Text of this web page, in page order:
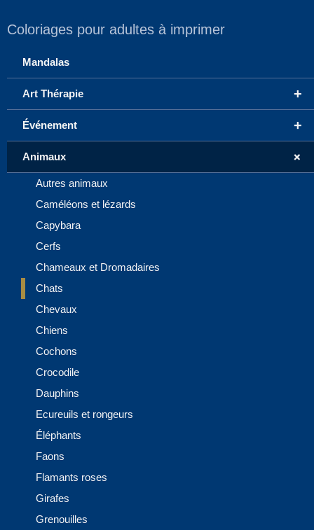
Coloriages pour adultes à imprimer
Mandalas
+
Art Thérapie
+
Événement
+
Animaux
Autres animaux
Caméléons et lézards
Capybara
Cerfs
Chameaux et Dromadaires
Chats
Chevaux
Chiens
Cochons
Crocodile
Dauphins
Ecureuils et rongeurs
Éléphants
Faons
Flamants roses
Girafes
Grenouilles